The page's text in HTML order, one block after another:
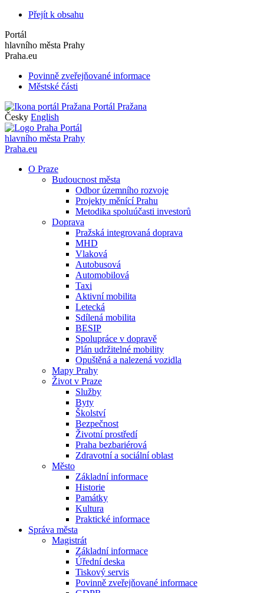
Přejít k obsahu
Portál
hlavního města Prahy
Praha.eu
Povinně zveřejňované informace
Městské části
Portál Pražana
Česky English
Portál
hlavního města Prahy
Praha.eu
O Praze
Budoucnost města
Odbor územního rozvoje
Projekty měnící Prahu
Metodika spoluúčasti investorů
Doprava
Pražská integrovaná doprava
MHD
Vlaková
Autobusová
Automobilová
Taxi
Aktivní mobilita
Letecká
Sdílená mobilita
BESIP
Spolupráce v dopravě
Plán udržitelné mobility
Opuštěná a nalezená vozidla
Mapy Prahy
Život v Praze
Služby
Byty
Školství
Bezpečnost
Životní prostředí
Praha bezbariérová
Zdravotní a sociální oblast
Město
Základní informace
Historie
Památky
Kultura
Praktické informace
Správa města
Magistrát
Základní informace
Úřední deska
Tiskový servis
Povinně zveřejňované informace